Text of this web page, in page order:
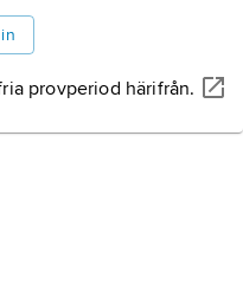
provperiod härifrån.